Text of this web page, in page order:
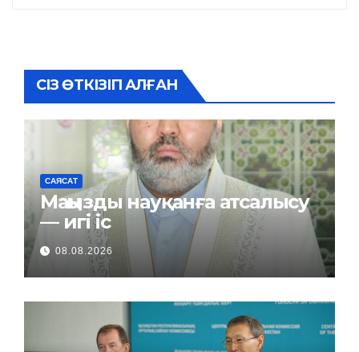
СІЗ ӨТКІЗІП АЛҒАН
САЯСАТ
Маңызды науқанға атсалысу
— игі іс
08.08.2026